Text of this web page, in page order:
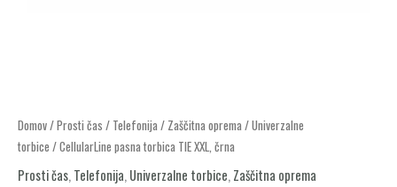
Domov/Prosti čas / Telefonija/ Zaščitna oprema/Univerzalne
torbice / CellularLine pasna torbica TIE XXL, črna
Prosti čas, Telefonija, Univerzalne torbice, Zaščitna oprema
CellularLine
pasna
torbica